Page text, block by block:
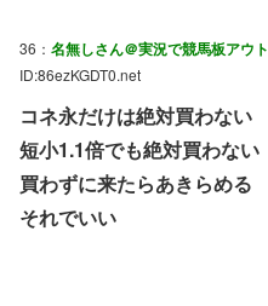
36： 名無しさん＠実況で競馬板アウト
ID:86ezKGDT0.net
コネ永だけは絶対買わない
短小1.1倍でも絶対買わない
買わずに来たらあきらめる
それでいい